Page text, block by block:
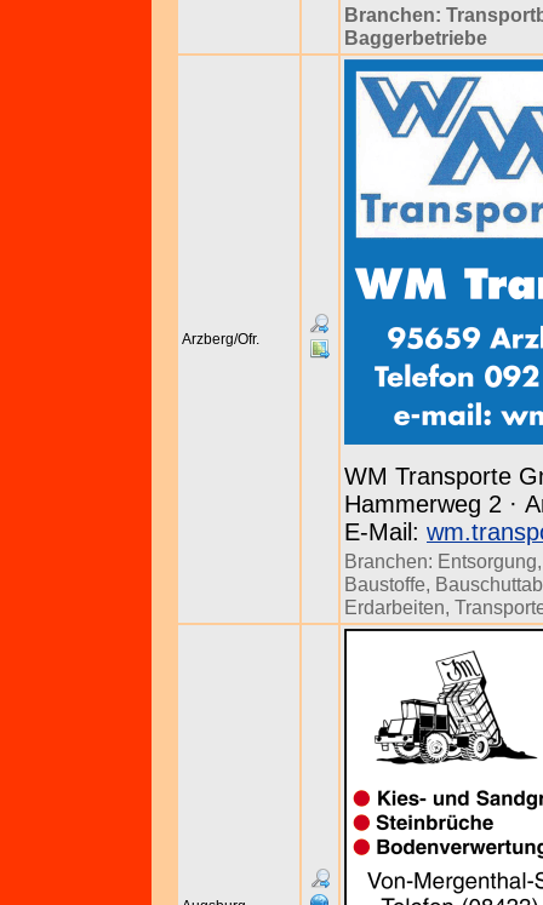
Branchen:
Baggerbetriebe
Arzberg/Ofr.
WM Transporte
Hammerweg 2 ·
E-Mail:
Branchen: Entsorgung
Baustoffe,
Erdarbeiten,